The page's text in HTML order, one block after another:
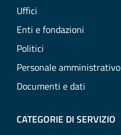
Uffici
Enti e fondazioni
Politici
Personale amministrativo
Documenti e dati
CATEGORIE DI SERVIZIO